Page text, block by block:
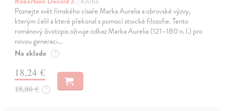
Poznejte svět římského císaře Marka Aurelia a obrovské výzvy,
kterým čelil a které překonal s pomocí stoické filozofie. Tento
románový životopis oživuje odkaz Marka Aurelia (121–180 n. l.) pro
novou generaci…
Na sklade ?
18,24 €
18,80 € ?